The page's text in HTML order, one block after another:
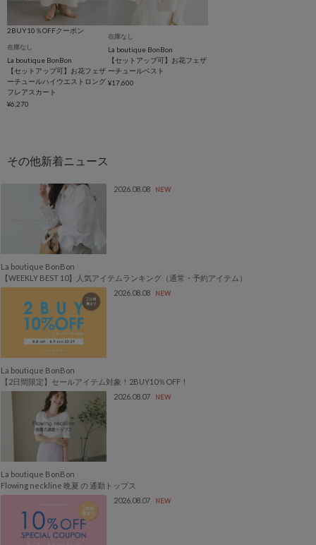
2BUY10％OFFクーポン
在庫なし
La boutique BonBon
【セットアップ可】お花フェザ
ーチュールハイウエストロング
フレアスカート
¥6,270
在庫なし
La boutique BonBon
【セットアップ可】お花フェザ
ーチュールベスト
¥17,600
2026.08.08 NEW
La boutique BonBon
【WEEKLY BEST 10】人気アイテムランキング（通常・予約アイテム）
2026.08.08
NEW
La boutique BonBon
【2日間限定】セールアイテム対象！2BUY10％OFF！
2026.08.07
NEW
La boutique BonBon
Flowing neckline 晩夏 の 通勤トップス
2026.08.07
NEW